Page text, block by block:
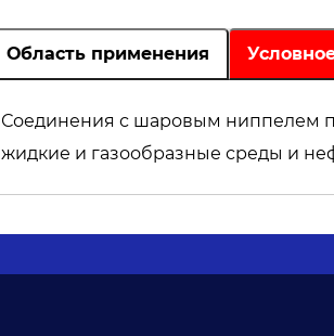
Область применения
Соединения с шаровым ниппелем
жидкие и газообразные среды и